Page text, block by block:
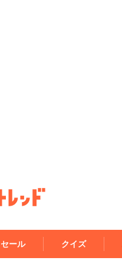
セール クイズ